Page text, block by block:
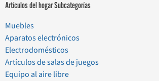
Artículos del hogar Subcategorías
Muebles
Aparatos electrónicos
Electrodomésticos
Artículos de salas de juegos
Equipo al aire libre